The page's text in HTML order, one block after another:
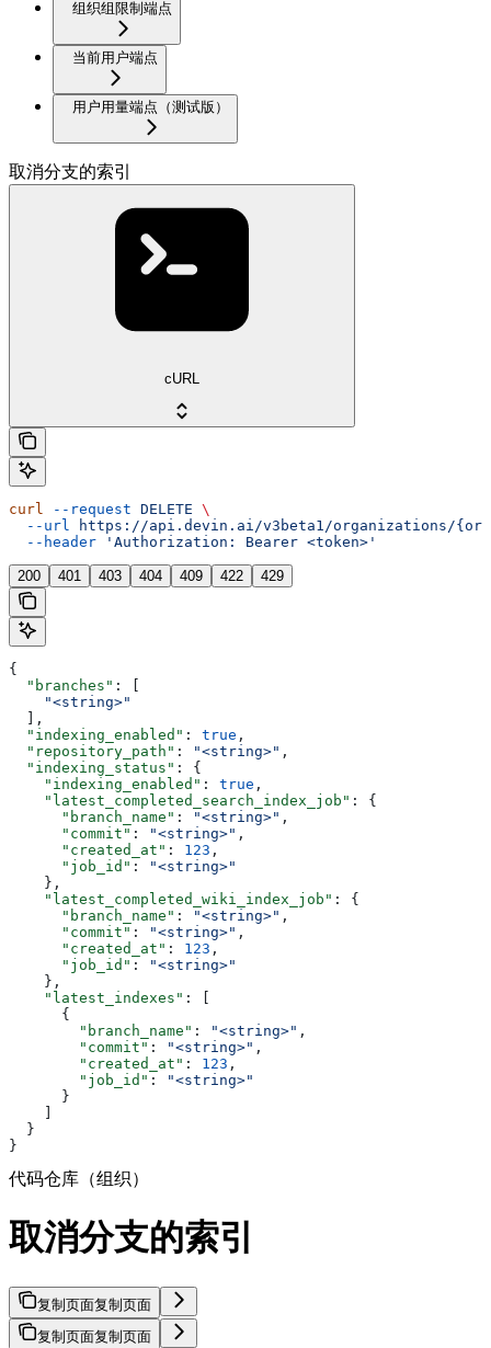
组织组限制端点
当前用户端点
用户用量端点（测试版）
取消分支的索引
cURL
curl --request DELETE \
  --url
https://api.devin.ai/v3beta1/organizations/
  --header
'Authorization: Bearer <token>'
200 401 403 404 409 422 429
{
  "branches"
: [
    "<string>"
  ],
  "indexing_enabled"
: true ,
  "repository_path"
: "<string>" ,
  "indexing_status"
: {
    "indexing_enabled"
: true ,
    "latest_completed_search_index_job"
: {
      "branch_name"
: "<string>" ,
      "commit"
: "<string>" ,
      "created_at"
: 123 ,
      "job_id"
:
"<string>"
    },
    "latest_completed_wiki_index_job"
: {
      "branch_name"
: "<string>" ,
      "commit"
: "<string>" ,
      "created_at"
: 123 ,
      "job_id"
:
"<string>"
    },
    "latest_indexes"
: [
      {
        "branch_name"
: "<string>" ,
        "commit"
: "<string>" ,
        "created_at"
: 123 ,
        "job_id"
:
"<string>"
      }
  }
}
代码仓库（组织）
取消分支的索引
复制页面复制页面
复制页面复制页面